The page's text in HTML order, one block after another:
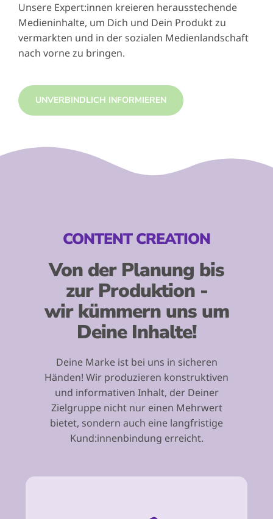
Unsere Expert:innen kreieren herausstechende
Medieninhalte, um Dich und Dein Produkt zu
vermarkten und in der sozialen Medienlandschaft
nach vorne zu bringen.
UNVERBINDLICH INFORMIEREN
CONTENT CREATION
Von der Planung bis
zur Produktion -
wir kümmern uns um
Deine Inhalte!
Deine Marke ist bei uns in sicheren
Händen! Wir produzieren konstruktiven
und informativen Inhalt, der Deiner
Zielgruppe nicht nur einen Mehrwert
bietet, sondern auch eine langfristige
Kund:innenbindung erreicht.